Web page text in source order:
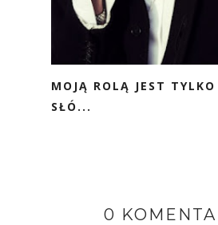
MOJĄ ROLĄ JEST TYLKO
SŁÓ...
0